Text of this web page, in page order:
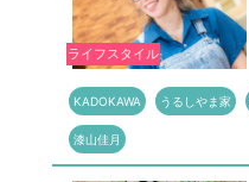
ライフスタイル
KADOKAWA うるしやま家
漆山佳月